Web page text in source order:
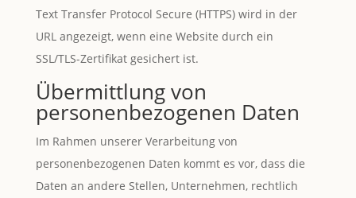
Text Transfer Protocol Secure (HTTPS) wird in der
URL angezeigt, wenn eine Website durch ein
SSL/TLS-Zertifikat gesichert ist.
Übermittlung von
personenbezogenen Daten
Im Rahmen unserer Verarbeitung von
personenbezogenen Daten kommt es vor, dass die
Daten an andere Stellen, Unternehmen, rechtlich